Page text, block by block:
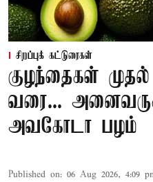
சிறப்புக் கட்டுரைகள்
குழந்தைகள்
வரை...
அவகோடா பழம்
Published on: 06 Aug 2026, 4:09